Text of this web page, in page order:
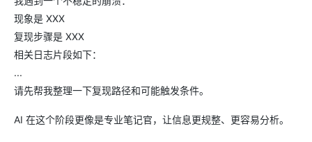
现象是 XXX
复现步骤是 XXX
相关日志片段如下：
...
请先帮我整理一下复现路径和可能触发条件。
AI 在这个阶段更像是专业笔记官，让信息更规整、更容易分析。